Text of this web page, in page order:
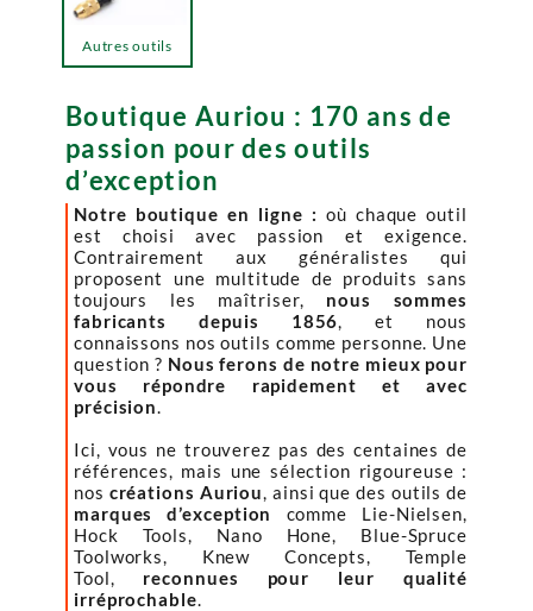
Boutique Auriou : 170 ans de
passion pour des outils
d’exception
Notre boutique en ligne : où chaque outil
est choisi avec passion et exigence.
Contrairement aux généralistes qui
proposent une multitude de produits sans
toujours les maîtriser, nous sommes
fabricants depuis 1856, et nous
connaissons nos outils comme personne. Une
question ? Nous ferons de notre mieux pour
vous répondre rapidement et avec
précision.
Ici, vous ne trouverez pas des centaines de
références, mais une sélection rigoureuse :
nos créations Auriou, ainsi que des outils de
marques d’exception
comme Lie-Nielsen,
Hock Tools, Nano Hone, Blue-Spruce
Toolworks, Knew Concepts, Temple
Tool, reconnues pour leur qualité
irréprochable.
Autres outils